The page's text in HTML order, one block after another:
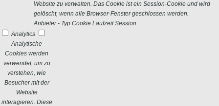
Website zu verwalten. Das Cookie ist ein Session-Cookie und wird
gelöscht, wenn alle Browser-Fenster geschlossen werden.
Anbieter - Typ Cookie Laufzeit Session
Analytics
Analytische
Cookies werden
verwendet, um zu
verstehen, wie
Besucher mit der
Website
interagieren. Diese